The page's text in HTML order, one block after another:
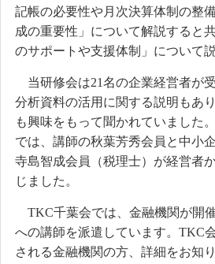
記帳の必要性や月次決算体制の整
成の重要性」について解説すると
のサポートや支援体制」について
当研修会は21名の企業経営者が
分析資料の活用に関する説明もあ
も興味をもって聞かれていました
では、講師の秋葉芳秀会員と中小
寺島智成会員（税理士）が経営者
じました。
TKC千葉会では、金融機関が開
への講師を派遣しています。TKC
される金融機関の方、詳細をお知